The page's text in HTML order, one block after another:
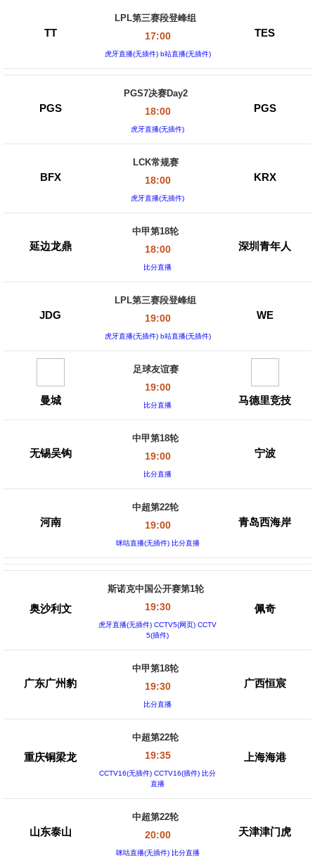
TT
LPL第三赛段登峰组
17:00
虎牙直播(无插件) b站直播(无插件)
TES
PGS
PGS7决赛Day2
18:00
虎牙直播(无插件)
PGS
BFX
LCK常规赛
18:00
虎牙直播(无插件)
KRX
延边龙鼎
中甲第18轮
18:00
比分直播
深圳青年人
JDG
LPL第三赛段登峰组
19:00
虎牙直播(无插件) b站直播(无插件)
WE
曼城
足球友谊赛
19:00
比分直播 马德里竞技
无锡吴钩
中甲第18轮
19:00
比分直播
宁波
河南
中超第22轮
19:00
咪咕直播(无插件) 比分直播
青岛西海岸
奥沙利文
斯诺克中国公开赛第1轮
19:30
虎牙直播(无插件) CCTV5(网页) CCTV
5(插件)
佩奇
广东广州豹
中甲第18轮
19:30
比分直播
广西恒宸
重庆铜梁龙
中超第22轮
19:35
CCTV16(无插件) CCTV16(插件) 比分
直播
上海海港
山东泰山
中超第22轮
20:00
咪咕直播(无插件) 比分直播
天津津门虎